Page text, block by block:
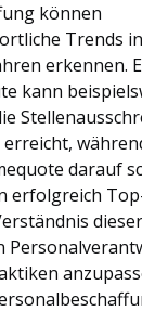
können
Trends
erkennen.
kann
darauf
erfolgreich